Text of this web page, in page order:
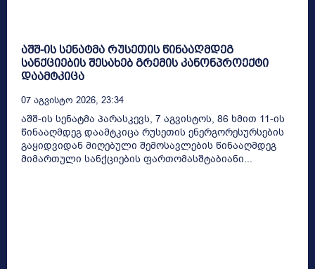
აშშ-ის სენატმა რუსეთის წინააღმდეგ
სანქციების შესახებ გრემის კანონპროექტი
დაამტკიცა
07 Აგვისტო 2026, 23:34
აშშ-ის სენატმა პარასკევს, 7 აგვისტოს, 86 ხმით 11-ის
წინააღმდეგ დაამტკიცა რუსეთის ენერგორესურსების
გაყიდვიდან მიღებული შემოსავლების წინააღმდეგ
მიმართული სანქციების ფართომასშტაბიანი...